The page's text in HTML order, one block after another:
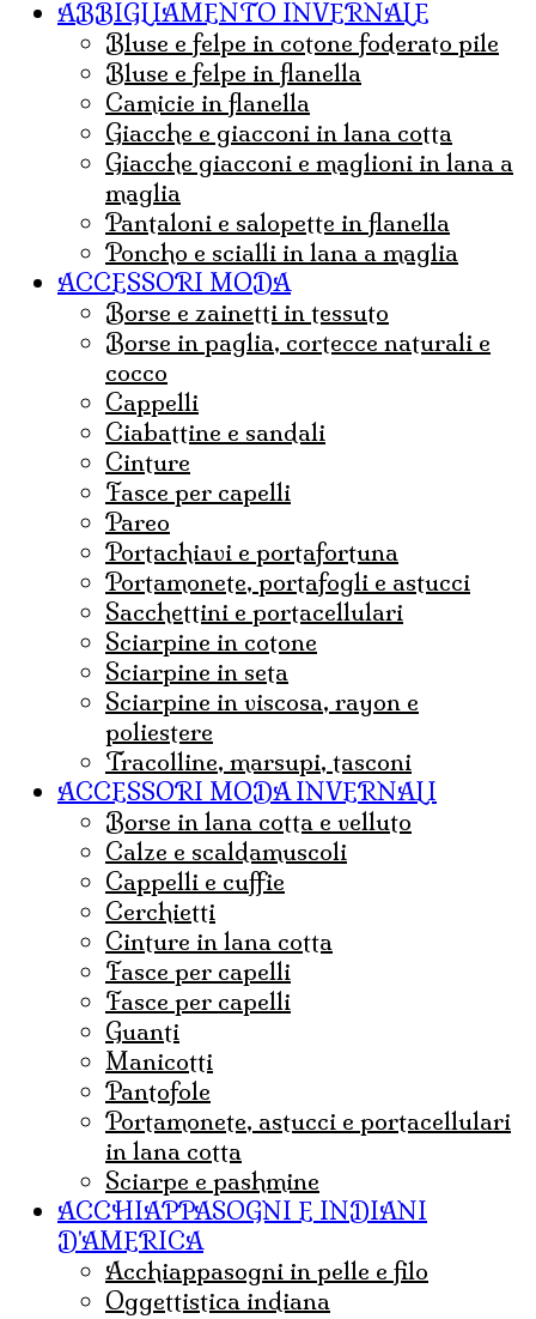
ABBIGLIAMENTO INVERNALE
Bluse e felpe in cotone foderato pile
Bluse e felpe in flanella
Camicie in flanella
Giacche e giacconi in lana cotta
Giacche giacconi e maglioni in lana a
maglia
Pantaloni e salopette in flanella
Poncho e scialli in lana a maglia
ACCESSORI MODA
borse e zainetti in tessuto
borse in paglia, cortecce naturali e
cocco
Cappelli
ciabattine e sandali
cinture
fasce per capelli
pareo
portachiavi e portafortuna
portamonete, portafogli e astucci
sacchettini e portacellulari
sciarpine in cotone
sciarpine in seta
sciarpine in viscosa, rayon e
poliestere
tracolline, marsupi, tasconi
ACCESSORI MODA INVERNALI
borse in lana cotta e velluto
Calze e scaldamuscoli
cappelli e cuffie
Cerchietti
cinture in lana cotta
fasce per capelli
Fasce per capelli
guanti
Manicotti
Pantofole
portamonete, astucci e portacellulari
in lana cotta
sciarpe e pashmine
ACCHIAPPASOGNI E INDIANI
D'AMERICA
acchiappasogni in pelle e filo
Oggettistica indiana